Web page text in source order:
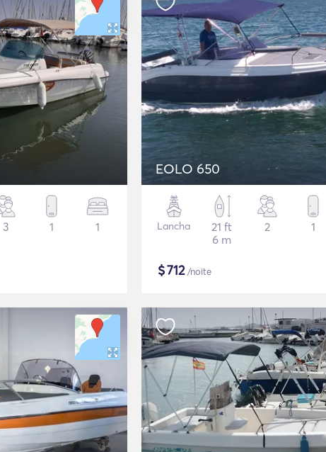
3 1 1
EOLO 650
Lancha
21 ft
6 m
2 1
$712/noite